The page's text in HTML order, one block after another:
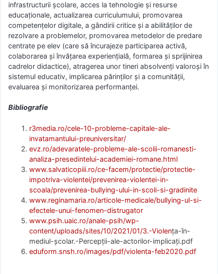
infrastructurii școlare, acces la tehnologie și resurse
educaționale, actualizarea curriculumului, promovarea
competențelor digitale, a gândirii critice și a abilităților de
rezolvare a problemelor, promovarea metodelor de predare
centrate pe elev (care să încurajeze participarea activă,
colaborarea și învățarea experiențială, formarea și sprijinirea
cadrelor didactice), atragerea unor tineri absolvenți valoroși în
sistemul educativ, implicarea părinților și a comunității,
evaluarea și monitorizarea performanței.
Bibliografie
r3media.ro/cele-10-probleme-capitale-ale-
invatamantului-preuniversitar/
evz.ro/adevaratele-probleme-ale-scolii-romanesti-
analiza-presedintelui-academiei-romane.html
www.salvaticopiii.ro/ce-facem/protectie/protectie-
impotriva-violentei/prevenirea-violentei-in-
scoala/prevenirea-bullying-ului-in-scoli-si-gradinite
www.reginamaria.ro/articole-medicale/bullying-ul-si-
efectele-unui-fenomen-distrugator
www.psih.uaic.ro/anale-psih/wp-
content/uploads/sites/10/2021/01/3.-Violența-în-
mediul-școlar.-Percepții-ale-actorilor-implicați.pdf
eduform.snsh.ro/images/pdf/violenta-feb2020.pdf